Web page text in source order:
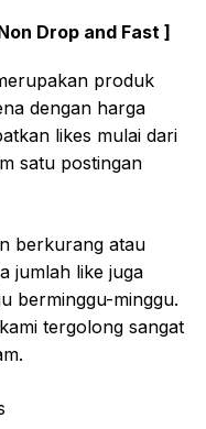
Drop and Fast ]
produk
dengan harga
likes mulai dari
satu postingan
berkurang atau
jumlah like juga
berminggu-minggu.
tergolong sangat